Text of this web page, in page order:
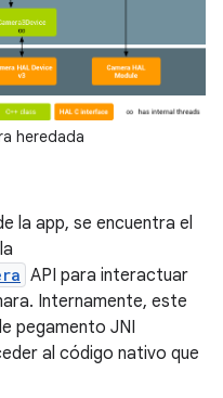
heredada
la app, se encuentra el
API para interactuar
Internamente, este
pegamento JNI
al código nativo que